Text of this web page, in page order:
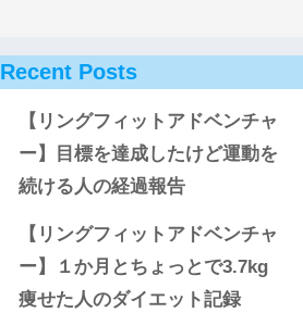
Recent Posts
【リングフィットアドベンチャ
ー】目標を達成したけど運動を
続ける人の経過報告
【リングフィットアドベンチャ
ー】１か月とちょっとで3.7kg
痩せた人のダイエット記録